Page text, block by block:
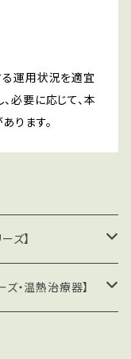
る運用状況を適宜
必要に応じて、本
ります。
ズ】
リーズ
・温熱治療器】